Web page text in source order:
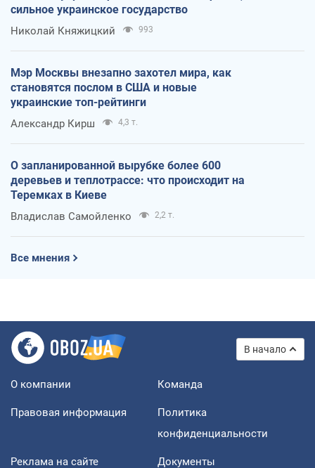
сильное украинское государство
Николай Княжицкий 993
Мэр Москвы внезапно захотел мира, как
становятся послом в США и новые
украинские топ-рейтинги
Александр Кирш 4,3 т.
О запланированной вырубке более 600
деревьев и теплотрассе: что происходит на
Теремках в Киеве
Владислав Самойленко 2,2 т.
Все мнения
В начало
О компании Команда
Правовая информация
Политика
конфиденциальности
Реклама на сайте Документы